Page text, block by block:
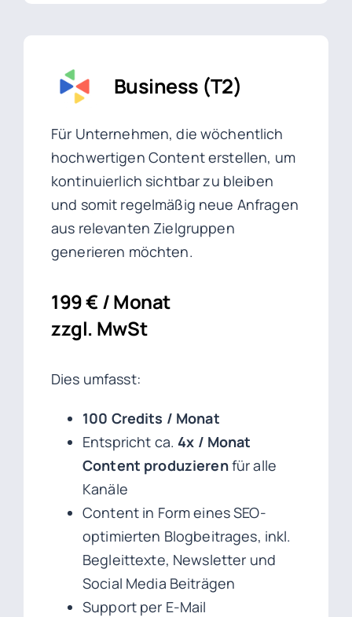
Business (T2)
Für Unternehmen, die wöchentlich
hochwertigen Content erstellen, um
kontinuierlich sichtbar zu bleiben
und somit regelmäßig neue Anfragen
aus relevanten Zielgruppen
generieren möchten.
199 € / Monat
zzgl. MwSt
Dies umfasst:
100 Credits / Monat
Entspricht ca. 4x / Monat
Content produzierenfür alle
Kanäle
Content in Form eines SEO-
optimierten Blogbeitrages, inkl.
Begleittexte, Newsletter und
Social Media Beiträgen
Support per E-Mail